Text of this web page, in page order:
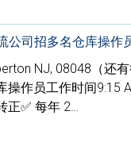
公司招多名仓库操作
NJ, 08048（还
操作员工作时间9:15
正✅ 每年 2…